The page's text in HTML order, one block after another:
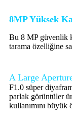
8MP Yüksek
Bu 8 MP güvenlik
tarama özelliğine
A Large
F1.0 süper
parlak görüntüler
kullanımını